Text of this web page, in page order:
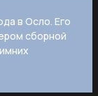
в Осло. Его
сборной